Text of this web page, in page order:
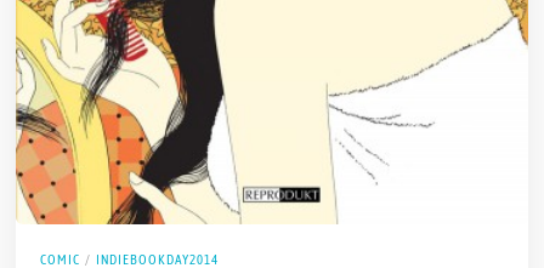
COMIC / INDIEBOOKDAY2014